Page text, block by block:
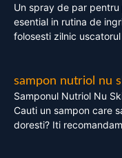
Un spray de par
esential in rutina de
folosesti zilnic
sampon nutriol nu
Samponul Nutriol Nu
Cauti un sampon care
doresti? Iti